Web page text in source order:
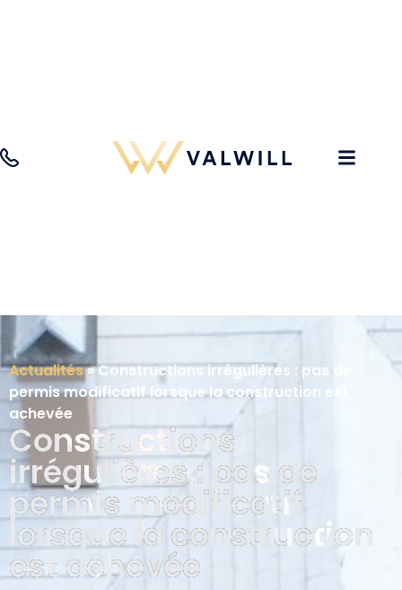
Actualités»Constructions irrégulières : pas de
permis modificatif lorsque la construction est
achevée
Constructions
irrégulières : pas de
permis modificatif
lorsque la construction
est achevée